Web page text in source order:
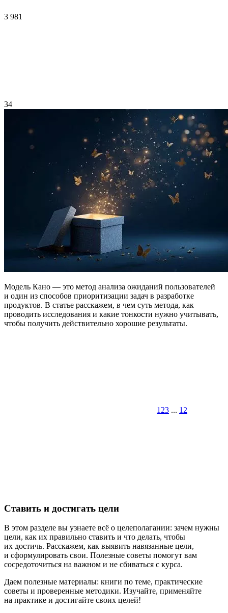
3 981
34
Модель Кано — это метод анализа ожиданий пользователей
и один из способов приоритизации задач в разработке
продуктов. В статье расскажем, в чем суть метода, как
проводить исследования и какие тонкости нужно учитывать,
чтобы получить действительно хорошие результаты.
1 23 ... 12
Ставить и достигать цели
В этом разделе вы узнаете всё о целеполагании: зачем нужны
цели, как их правильно ставить и что делать, чтобы
их достичь. Расскажем, как выявить навязанные цели,
и сформулировать свои. Полезные советы помогут вам
сосредоточиться на важном и не сбиваться с курса.
Даем полезные материалы: книги по теме, практические
советы и проверенные методики. Изучайте, применяйте
на практике и достигайте своих целей!